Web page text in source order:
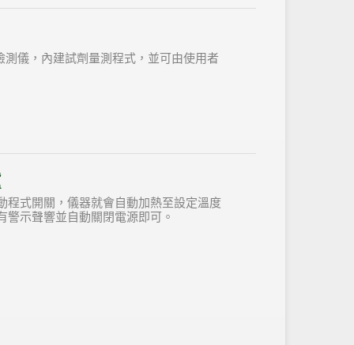
儀，內建試劑量測程式，並可由使用者
程式開關，儀器就會自動加熱至設定溫度
警示聲響並自動關閉電源即可。